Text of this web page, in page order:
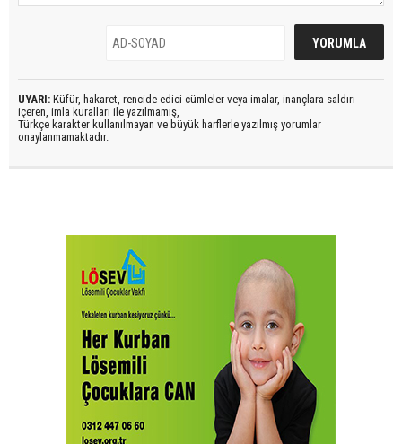
UYARI: Küfür, hakaret, rencide edici cümleler veya imalar, inançlara saldırı
içeren, imla kuralları ile yazılmamış,
Türkçe karakter kullanılmayan ve büyük harflerle yazılmış yorumlar
onaylanmamaktadır.